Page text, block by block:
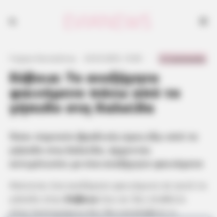
Εύβοια: Το ανεξήγητο
φαινόμενο πάνω από το
γήπεδο στη Χαλκίδα
Όσοι περνούν βραδινές ώρες έξω από το
γήπεδο στη Χαλκίδα, έρχονται
αντιμέτωποι με ένα ανεξήγητο φαινόμενο
Εύβοια
στην λεπτομέρεια δεν θα καταλάβετε τι